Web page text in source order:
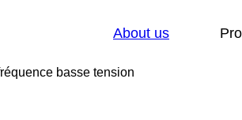
About us
basse tension